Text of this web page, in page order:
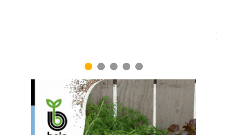
Казахстанское сельхозсырье
1 2 3 4 5